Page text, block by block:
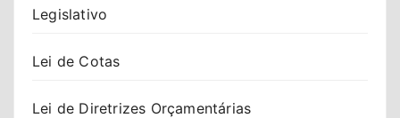
Legislativo
Lei de Cotas
Lei de Diretrizes Orçamentárias